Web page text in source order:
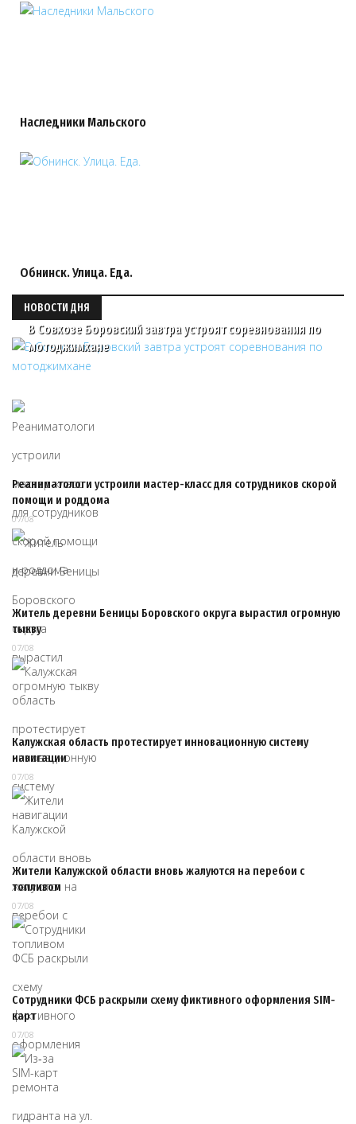
Наследники Мальского
Обнинск. Улица. Еда.
НОВОСТИ ДНЯ
В Совхозе Боровский завтра устроят соревнования по
мотоджимхане
Реаниматологи устроили мастер-класс для сотрудников скорой
помощи и роддома
07/08
Житель деревни Беницы Боровского округа вырастил огромную
тыкву
07/08
Калужская область протестирует инновационную систему
навигации
07/08
Жители Калужской области вновь жалуются на перебои с
топливом
07/08
Сотрудники ФСБ раскрыли схему фиктивного оформления SIM-
карт
07/08